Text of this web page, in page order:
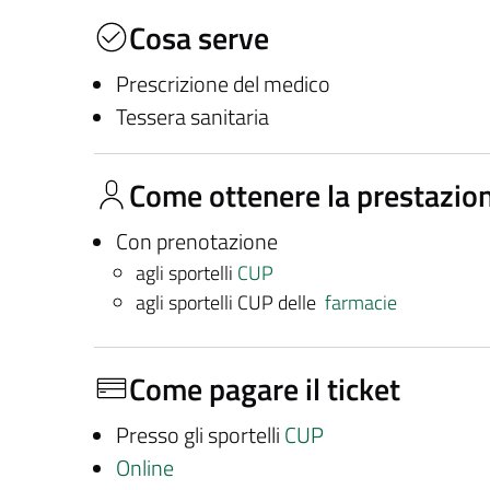
Cosa serve
Prescrizione del medico
Tessera sanitaria
Come ottenere la
Con prenotazione
agli sportelli CUP
agli sportelli CUP delle farmacie
Come pagare il ticket
Presso gli sportelli CUP
Online